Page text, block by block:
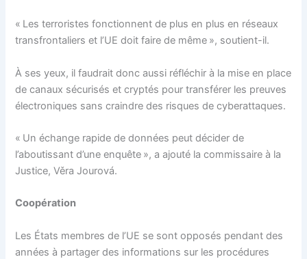
« Les terroristes fonctionnent de plus en plus en réseaux
transfrontaliers et l’UE doit faire de même », soutient-il.
À ses yeux, il faudrait donc aussi réfléchir à la mise en place
de canaux sécurisés et cryptés pour transférer les preuves
électroniques sans craindre des risques de cyberattaques.
« Un échange rapide de données peut décider de
l’aboutissant d’une enquête », a ajouté la commissaire à la
Justice, Věra Jourová.
Coopération
Les États membres de l’UE se sont opposés pendant des
années à partager des informations sur les procédures